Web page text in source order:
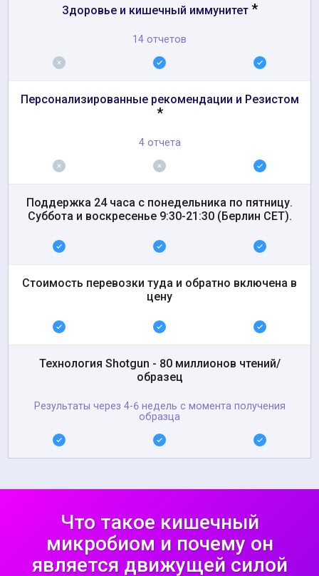
Здоровье и кишечный иммунитет *
14 отчетов
Персонализированные рекомендации и Резистом
*
4 отчета
Поддержка 24 часа с понедельника по пятницу.
Суббота и воскресенье 9:30-21:30 (Берлин CET).
Стоимость перевозки туда и обратно включена в
цену
Технология Shotgun - 80 миллионов чтений/
образец
Результаты через 4-6 недель с момента получения
образца
Что такое кишечный
микробиом и почему он
является движущей силой